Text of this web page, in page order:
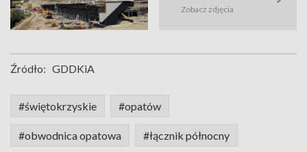
Zobacz zdjęcia
Źródło: GDDKiA
#świętokrzyskie #opatów
#obwodnica opatowa #łącznik północny